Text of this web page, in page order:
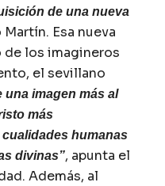
de una nueva
Esa nueva
de los imagineros
el sevillano
una imagen más al
más
humanas
divinas”, apunta el
Además, al